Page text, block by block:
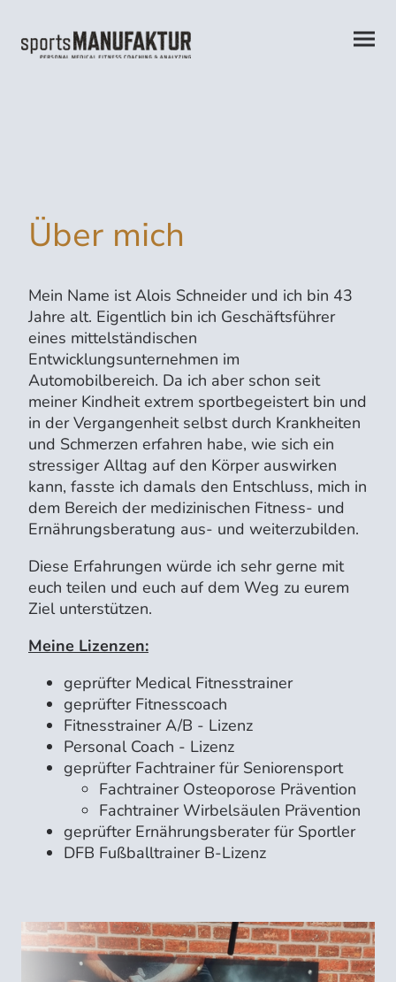
Über mich
Mein Name ist Alois Schneider und ich bin 43
Jahre alt. Eigentlich bin ich Geschäftsführer
eines mittelständischen
Entwicklungsunternehmen im
Automobilbereich. Da ich aber schon seit
meiner Kindheit extrem sportbegeistert bin und
in der Vergangenheit selbst durch Krankheiten
und Schmerzen erfahren habe, wie sich ein
stressiger Alltag auf den Körper auswirken
kann, fasste ich damals den Entschluss, mich in
dem Bereich der medizinischen Fitness- und
Ernährungsberatung aus- und weiterzubilden.
Diese Erfahrungen würde ich sehr gerne mit
euch teilen und euch auf dem Weg zu eurem
Ziel unterstützen.
Meine Lizenzen:
geprüfter Medical Fitnesstrainer
geprüfter Fitnesscoach
Fitnesstrainer A/B - Lizenz
Personal Coach - Lizenz
geprüfter Fachtrainer für Seniorensport
Fachtrainer Osteoporose Prävention
Fachtrainer Wirbelsäulen Prävention
geprüfter Ernährungsberater für Sportler
DFB Fußballtrainer B-Lizenz